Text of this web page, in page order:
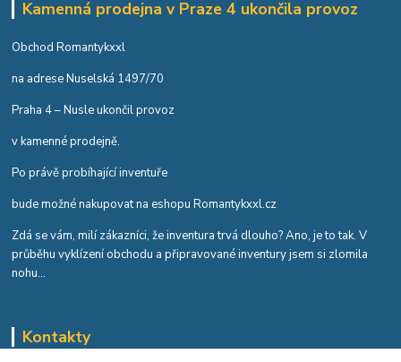
Kamenná prodejna v Praze 4 ukončila provoz
Obchod Romantykxxl
na adrese Nuselská 1497/70
Praha 4 – Nusle ukončil provoz
v kamenné prodejně.
Po právě probíhající inventuře
bude možné nakupovat na eshopu Romantykxxl.cz
Zdá se vám, milí zákazníci, že inventura trvá dlouho? Ano, je to tak. V
průběhu vyklízení obchodu a připravované inventury jsem si zlomila
nohu...
Kontakty